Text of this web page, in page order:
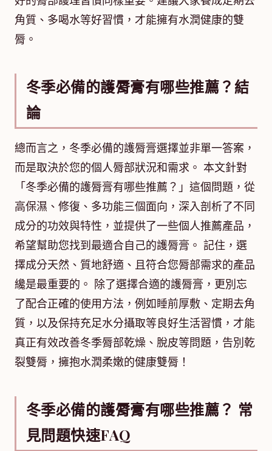
角質、多喝水等好習慣，才能擁有水潤健康的雙
脣。
冬季必備的護脣膏有哪些推薦？結
論
總而言之，冬季必備的護脣膏選擇並非單一答案，
而是取決於您的個人脣部狀況和需求。 本文針對
「冬季必備的護脣膏有哪些推薦？」這個問題，從
高保濕、修復、多功能三個面向，深入剖析了不同
成分的功效與特性，並提供了一些個人推薦產品，
希望幫助您找到最適合自己的護脣膏。 記住，選
擇成分天然、質地舒適、且符合您脣部需求的產品
纔是最重要的。 除了選擇合適的護脣膏，更別忘
了配合正確的使用方法，例如睡前厚敷、定期去角
質，以及保持充足水分攝取等良好生活習慣，才能
真正有效改善冬季脣部乾燥、脫皮等問題，告別乾
裂雙脣，擁抱水潤柔嫩的健康雙脣！
冬季必備的護脣膏有哪些推薦？ 常
見問題快速FAQ